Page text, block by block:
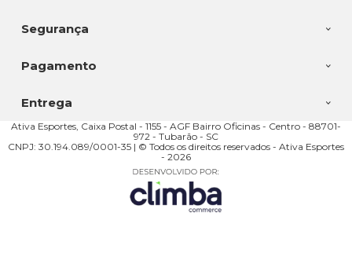
Segurança
Pagamento
Entrega
Ativa Esportes, Caixa Postal - 1155 - AGF Bairro Oficinas - Centro - 88701-
972 - Tubarão - SC
CNPJ: 30.194.089/0001-35 | © Todos os direitos reservados - Ativa Esportes
- 2026